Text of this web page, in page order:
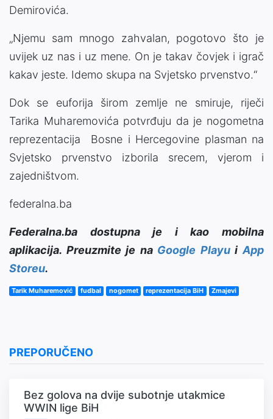
Demirovića.
„Njemu sam mnogo zahvalan, pogotovo što je
uvijek uz nas i uz mene. On je takav čovjek i igrač
kakav jeste. Idemo skupa na Svjetsko prvenstvo.“
Dok se euforija širom zemlje ne smiruje, riječi
Tarika Muharemovića potvrđuju da je nogometna
reprezentacija Bosne i Hercegovine plasman na
Svjetsko prvenstvo izborila srecem, vjerom i
zajedništvom.
federalna.ba
Federalna.ba dostupna je i kao mobilna
aplikacija. Preuzmite je na Google PlayuiApp
Storeu.
Tarik Muharemović fudbal nogomet reprezentacija BiH Zmajevi
PREPORUČENO
Bez golova na dvije subotnje utakmice
WWIN lige BiH